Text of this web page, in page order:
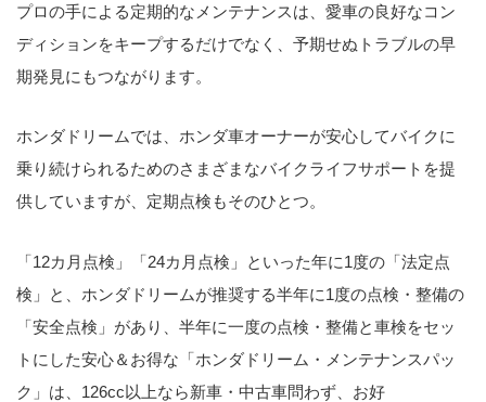
プロの手による定期的なメンテナンスは、愛車の良好なコン
ディションをキープするだけでなく、予期せぬトラブルの早
期発見にもつながります。
ホンダドリームでは、ホンダ車オーナーが安心してバイクに
乗り続けられるためのさまざまなバイクライフサポートを提
供していますが、定期点検もそのひとつ。
「12カ月点検」「24カ月点検」といった年に1度の「法定点
検」と、ホンダドリームが推奨する半年に1度の点検・整備の
「安全点検」があり、半年に一度の点検・整備と車検をセッ
トにした安心＆お得な「ホンダドリーム・メンテナンスパッ
ク」は、126cc以上なら新車・中古車問わず、お好